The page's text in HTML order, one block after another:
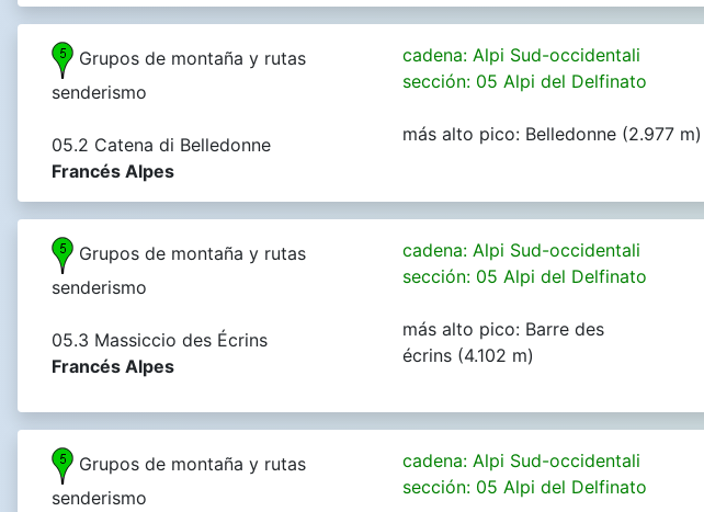
Grupos de montaña y rutas
senderismo
05.2 Catena di Belledonne
Francés Alpes
cadena: Alpi Sud-occidentali
sección: 05 Alpi del Delfinato
más alto pico: Belledonne (2.977 m)
Grupos de montaña y rutas
senderismo
05.3 Massiccio des Écrins
Francés Alpes
cadena: Alpi Sud-occidentali
sección: 05 Alpi del Delfinato
más alto pico: Barre des
écrins (4.102 m)
Grupos de montaña y rutas
senderismo
cadena: Alpi Sud-occidentali
sección: 05 Alpi del Delfinato